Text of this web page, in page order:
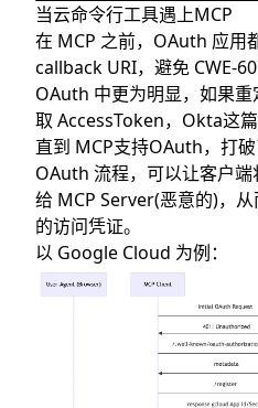
当云命令行工具遇上MCP
在 MCP 之前，OAuth 应用
callback URI，避免 CWE-
OAuth 中更为明显，如果
取 AccessToken，Okta这
直到 MCP支持OAuth，打
OAuth 流程，可以让客户
给 MCP Server(恶意的)，
的访问凭证。
以 Google Cloud 为例：